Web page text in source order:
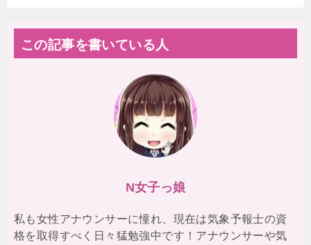
この記事を書いている人
N女子っ娘
私も女性アナウンサーに憧れ、現在は気象予報士の資
格を取得すべく日々猛勉強中です！アナウンサーや気